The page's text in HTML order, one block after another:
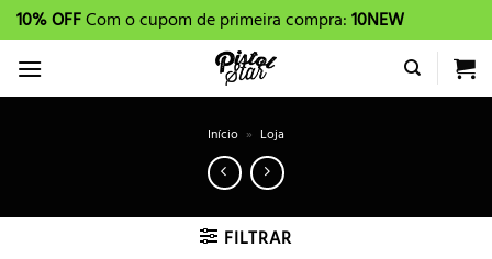
Skip
to
content
10% OFFCom o cupom de primeira compra:10NEW
Início » Loja
FILTRAR